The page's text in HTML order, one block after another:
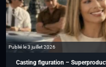
Publié le 3 juillet 2026
Casting figuration –